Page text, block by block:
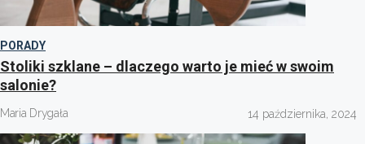
PORADY
Stoliki szklane – dlaczego warto je mieć w swoim
salonie?
Maria Drygała 14 października, 2024